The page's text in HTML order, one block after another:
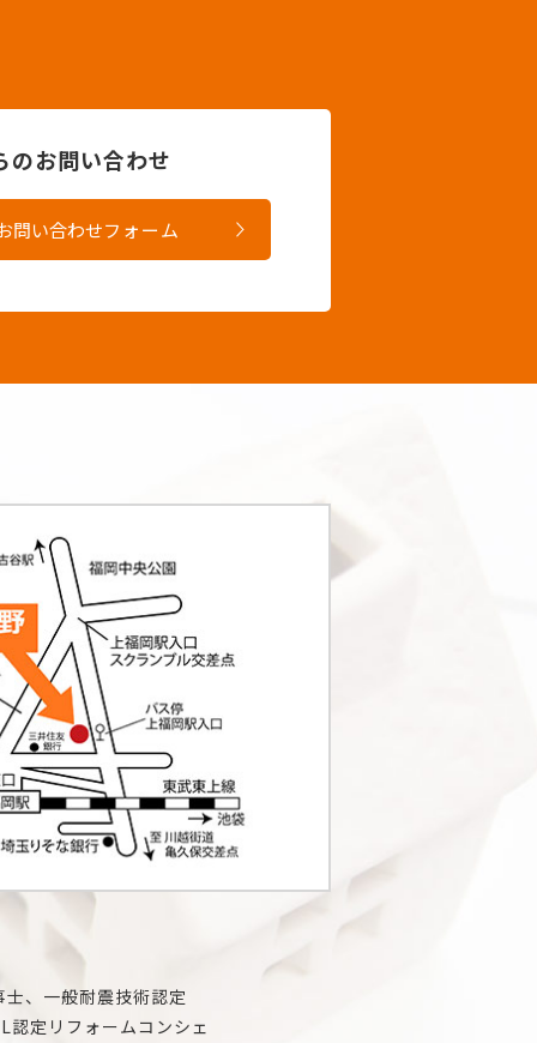
のお問い合わせ
問い合わせフォーム
、一般耐震技術認定
認定リフォームコンシェ